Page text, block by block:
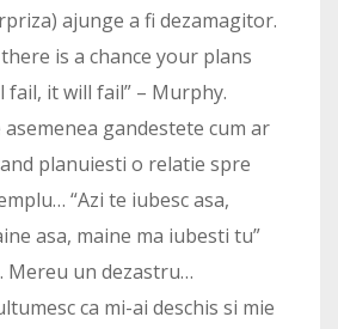
ajunge a fi dezamagitor.
is a chance your plans
fail, it will fail” – Murphy.
asemenea gandestete cum ar
planuiesti o relatie spre
“Azi te iubesc asa,
asa, maine ma iubesti tu”
Mereu un dezastru…
ca mi-ai deschis si mie